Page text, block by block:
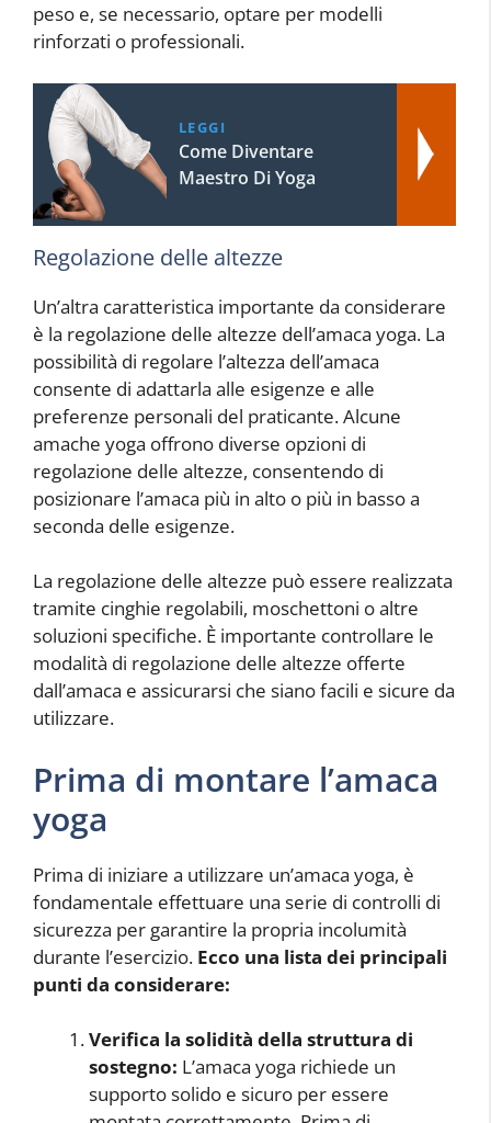
peso e, se necessario, optare per modelli
rinforzati o professionali.
LEGGI
Come Diventare
Maestro Di Yoga
Regolazione delle altezze
Un’altra caratteristica importante da considerare
è la regolazione delle altezze dell’amaca yoga. La
possibilità di regolare l’altezza dell’amaca
consente di adattarla alle esigenze e alle
preferenze personali del praticante. Alcune
amache yoga offrono diverse opzioni di
regolazione delle altezze, consentendo di
posizionare l’amaca più in alto o più in basso a
seconda delle esigenze.
La regolazione delle altezze può essere realizzata
tramite cinghie regolabili, moschettoni o altre
soluzioni specifiche. È importante controllare le
modalità di regolazione delle altezze offerte
dall’amaca e assicurarsi che siano facili e sicure da
utilizzare.
Prima di montare l’amaca
yoga
Prima di iniziare a utilizzare un’amaca yoga, è
fondamentale effettuare una serie di controlli di
sicurezza per garantire la propria incolumità
durante l’esercizio. Ecco una lista dei principali
punti da considerare:
Verifica la solidità della struttura di
sostegno: L’amaca yoga richiede un
supporto solido e sicuro per essere